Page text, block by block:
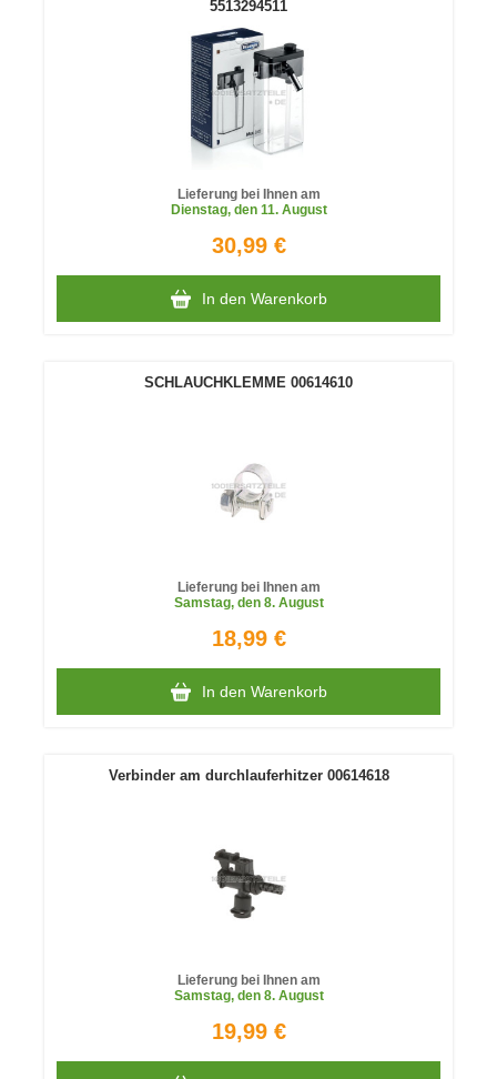
5513294511
Lieferung bei Ihnen am
Dienstag, den 11. August
30,99 €
In den Warenkorb
SCHLAUCHKLEMME 00614610
Lieferung bei Ihnen am
Samstag, den 8. August
18,99 €
In den Warenkorb
Verbinder am durchlauferhitzer 00614618
Lieferung bei Ihnen am
Samstag, den 8. August
19,99 €